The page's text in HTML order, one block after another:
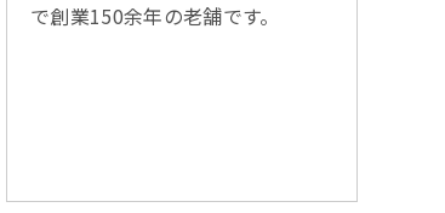
で創業150余年の老舗です。